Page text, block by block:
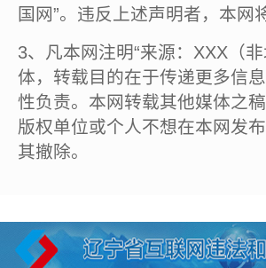
国网”。违反上述声明者，本网
3、凡本网注明“来源：XXX（
体，转载目的在于传递更多信
性负责。本网转载其他媒体之
版权单位或个人不想在本网发
其撤除。